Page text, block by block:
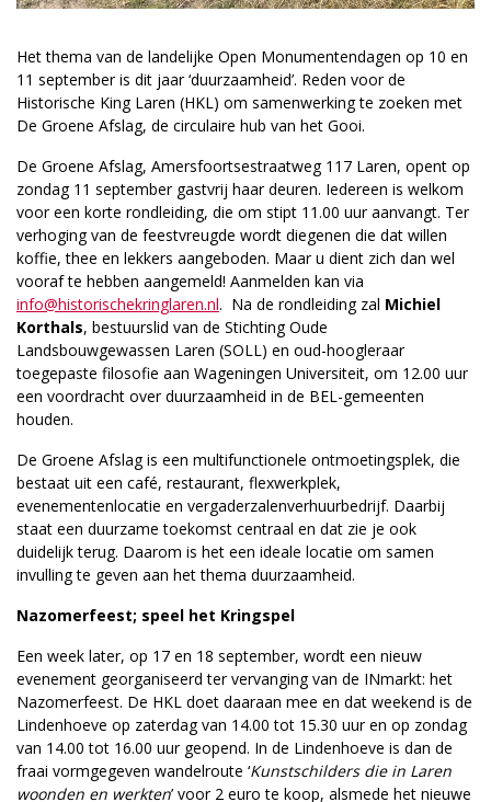
Het thema van de landelijke Open Monumentendagen op 10 en
11 september is dit jaar ‘duurzaamheid’. Reden voor de
Historische King Laren (HKL) om samenwerking te zoeken met
De Groene Afslag, de circulaire hub van het Gooi.
De Groene Afslag, Amersfoortsestraatweg 117 Laren, opent op
zondag 11 september gastvrij haar deuren. Iedereen is welkom
voor een korte rondleiding, die om stipt 11.00 uur aanvangt. Ter
verhoging van de feestvreugde wordt diegenen die dat willen
koffie, thee en lekkers aangeboden. Maar u dient zich dan wel
vooraf te hebben aangemeld! Aanmelden kan via
info@historischekringlaren.nl. Na de rondleiding zal Michiel
Korthals, bestuurslid van de Stichting Oude
Landsbouwgewassen Laren (SOLL) en oud-hoogleraar
toegepaste filosofie aan Wageningen Universiteit, om 12.00 uur
een voordracht over duurzaamheid in de BEL-gemeenten
houden.
De Groene Afslag is een multifunctionele ontmoetingsplek, die
bestaat uit een café, restaurant, flexwerkplek,
evenementenlocatie en vergaderzalenverhuurbedrijf. Daarbij
staat een duurzame toekomst centraal en dat zie je ook
duidelijk terug. Daarom is het een ideale locatie om samen
invulling te geven aan het thema duurzaamheid.
Nazomerfeest; speel het Kringspel
Een week later, op 17 en 18 september, wordt een nieuw
evenement georganiseerd ter vervanging van de INmarkt: het
Nazomerfeest. De HKL doet daaraan mee en dat weekend is de
Lindenhoeve op zaterdag van 14.00 tot 15.30 uur en op zondag
van 14.00 tot 16.00 uur geopend. In de Lindenhoeve is dan de
fraai vormgegeven wandelroute ‘Kunstschilders die in Laren
woonden en werkten’ voor 2 euro te koop, alsmede het nieuwe